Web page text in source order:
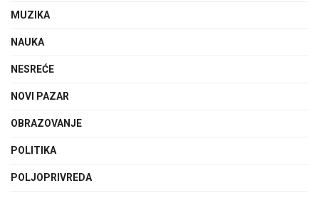
MUZIKA
NAUKA
NESREĆE
NOVI PAZAR
OBRAZOVANJE
POLITIKA
POLJOPRIVREDA